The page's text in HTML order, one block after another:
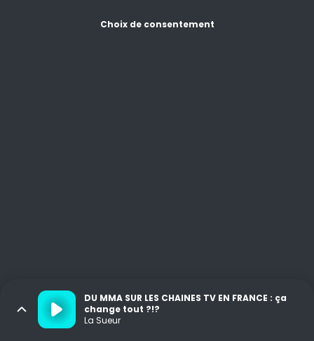
Choix de consentement
DU MMA SUR LES CHAINES TV EN FRANCE : ça
change tout ?!?
La Sueur